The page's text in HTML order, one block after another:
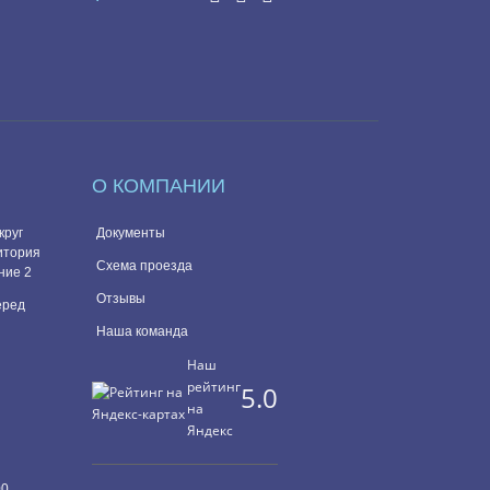
2
О КОМПАНИИ
Документы
Схема проезда
Отзывы
Наша команда
Наш
рейтинг
на
Яндекс
5.0